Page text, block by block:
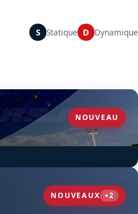
S Statique D Dynamique
NOUVEAU
NOUVEAUX +2